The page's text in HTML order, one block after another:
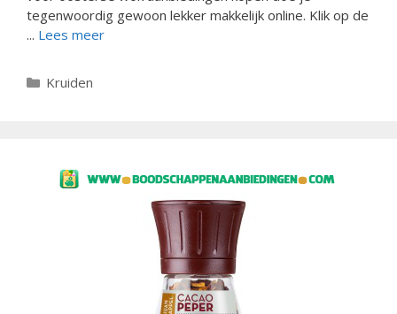
tegenwoordig gewoon lekker makkelijk online. Klik op de
... Lees meer
Categorieën
Kruiden